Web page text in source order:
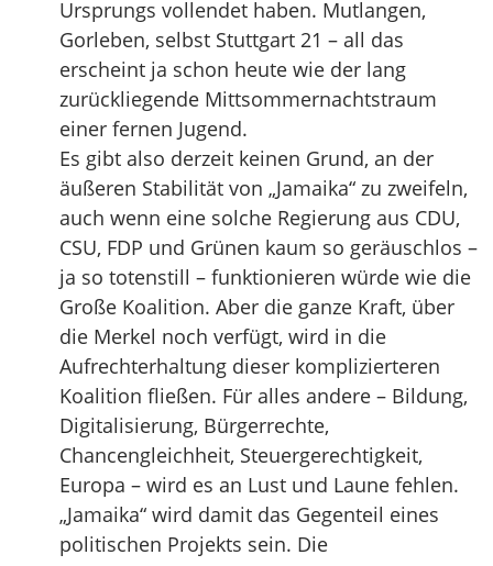
Ursprungs vollendet haben. Mutlangen,
Gorleben, selbst Stuttgart 21 – all das
erscheint ja schon heute wie der lang
zurückliegende Mittsommernachtstraum
einer fernen Jugend.
Es gibt also derzeit keinen Grund, an der
äußeren Stabilität von „Jamaika“ zu zweifeln,
auch wenn eine solche Regierung aus CDU,
CSU, FDP und Grünen kaum so geräuschlos –
ja so totenstill – funktionieren würde wie die
Große Koalition. Aber die ganze Kraft, über
die Merkel noch verfügt, wird in die
Aufrechterhaltung dieser komplizierteren
Koalition fließen. Für alles andere – Bildung,
Digitalisierung, Bürgerrechte,
Chancengleichheit, Steuergerechtigkeit,
Europa – wird es an Lust und Laune fehlen.
„Jamaika“ wird damit das Gegenteil eines
politischen Projekts sein. Die